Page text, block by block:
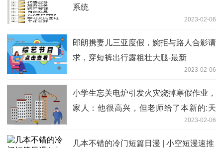
系统
2023-02-06
郎朗携妻儿三亚度假，婉拒与路人合影请
求，穿短裤出行露粗壮大腿-最新
2023-02-06
小学生忘关电炉引发火灾烧掉寒假作业，
家人：他很高兴，但老师给了本新的:天
2023-02-06
几本不错的冷门短篇日漫 | 小空短漫速推